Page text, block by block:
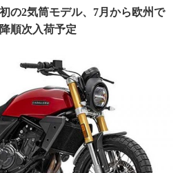
の2気筒モデル、7月から欧州で
順次入荷予定